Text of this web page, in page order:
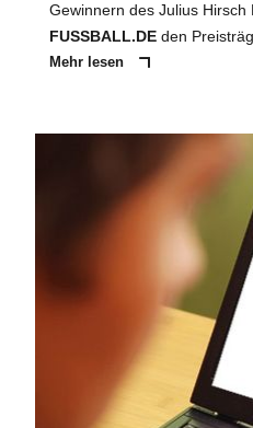
Gewinnern des Julius
FUSSBALL.DE den
Mehr lesen